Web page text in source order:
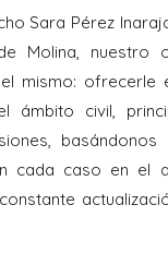
Sara Pérez
Molina, nuestro
mismo: ofrecerle
ámbito civil,
cada caso en el